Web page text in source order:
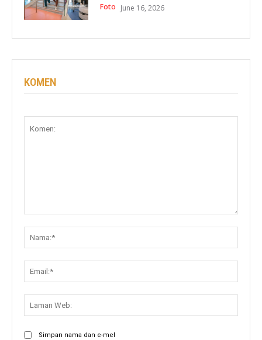
Foto June 16, 2026
KOMEN
Simpan nama dan e-mel